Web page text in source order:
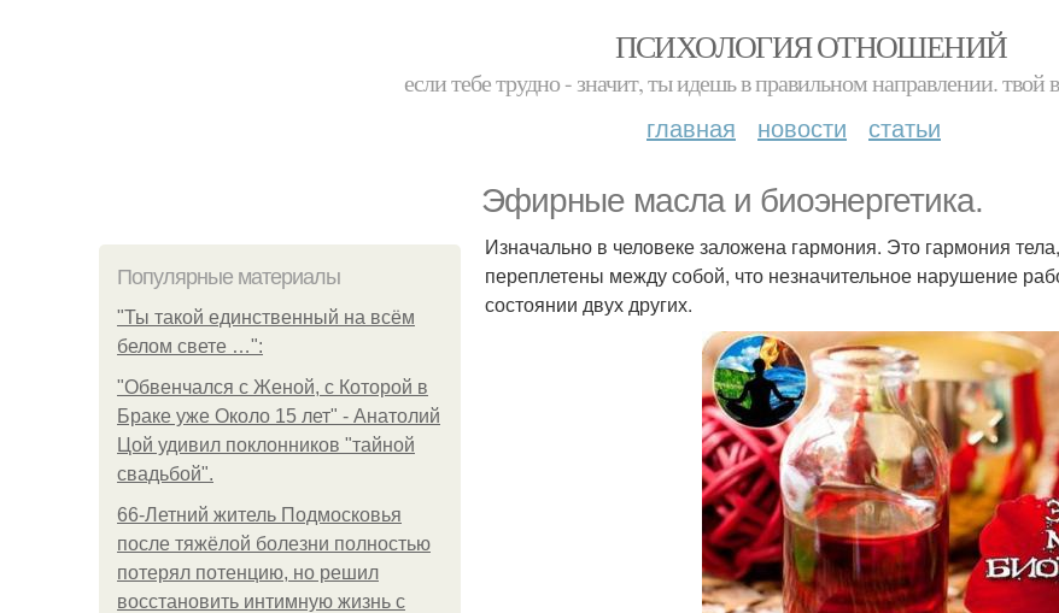
ПСИХОЛОГИЯ ОТНОШЕНИЙ
если тебе трудно - значит, ты идешь в правильном направлении. твой
главная новости статьи
Эфирные масла и биоэнергетика.
Популярные материалы
"Ты такой единственный на всём
белом свете …":
"Обвенчался с Женой, с Которой в
Браке уже Около 15 лет" - Анатолий
Цой удивил поклонников "тайной
свадьбой".
66-Летний житель Подмосковья
после тяжёлой болезни полностью
потерял потенцию, но решил
восстановить интимную жизнь с
Изначально в человеке заложена гармония. Это гармония
переплетены между собой, что незначительное нарушение
состоянии двух других.